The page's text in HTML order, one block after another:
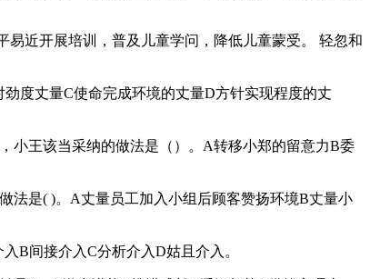
近开展培训，普及儿童学问，降低儿童蒙受。 轻忽和
度丈量C使命完成环境的丈量D方针实现程度的丈
王该当采纳的做法是（）。A转移小郑的留意力B委
是( )。A丈量员工加入小组后顾客赞扬环境B丈量小
B间接介入C分析介入D姑且介入。